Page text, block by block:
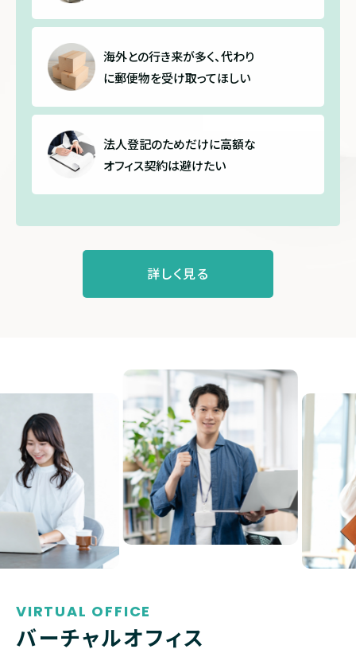
海外との行き来が多く、代わり
に郵便物を受け取ってほしい
法人登記のためだけに高額な
オフィス契約は避けたい
詳しく見る
VIRTUAL OFFICE
バーチャルオフィス